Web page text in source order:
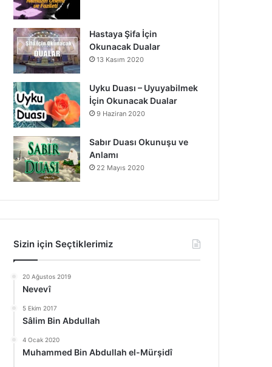
Hastaya Şifa İçin
Okunacak Dualar
13 Kasım 2020
Uyku Duası – Uyuyabilmek
İçin Okunacak Dualar
9 Haziran 2020
Sabır Duası Okunuşu ve
Anlamı
22 Mayıs 2020
Sizin için Seçtiklerimiz
20 Ağustos 2019
Nevevî
5 Ekim 2017
Sâlim Bin Abdullah
4 Ocak 2020
Muhammed Bin Abdullah el-Mürşidî